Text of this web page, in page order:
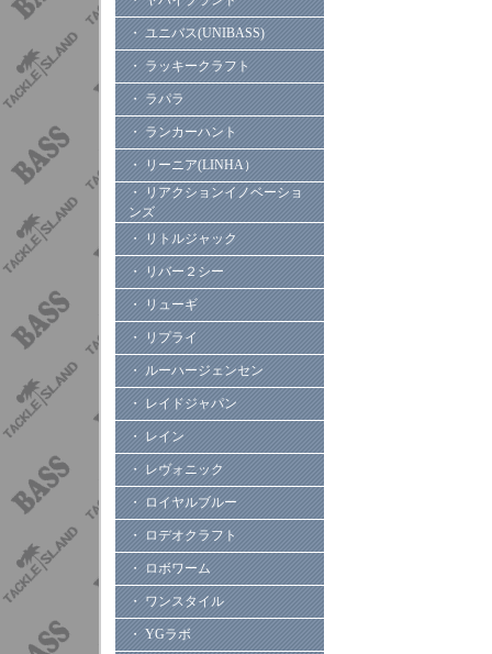
・ ユニバス(UNIBASS)
・ ラッキークラフト
・ ラパラ
・ ランカーハント
・ リーニア(LINHA）
・ リアクションイノベーショ
ンズ
・ リトルジャック
・ リバー２シー
・ リューギ
・ リプライ
・ ルーハージェンセン
・ レイドジャパン
・ レイン
・ レヴォニック
・ ロイヤルブルー
・ ロデオクラフト
・ ロボワーム
・ ワンスタイル
・ YGラボ